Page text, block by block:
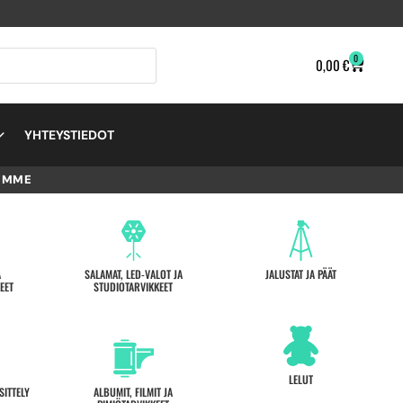
0,00€ 0
YHTEYSTIEDOT
SALAMAT, LED-VALOT JA
STUDIOTARVIKKEET
ALBUMIT, FILMIT JA
JALUSTAT JA PÄÄT
LELUT